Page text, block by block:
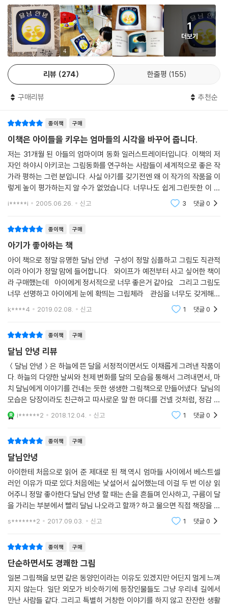
4
1
더보기
리뷰 274 한줄평 155
구매리뷰 추천순
종이책 구매
이책은 아이들을 키우는 엄마들의 시각을 바꾸어 줍니다.
저는 31개월 된 아들의 엄마이며 동화 일러스트레이터입니다. 이책의 저
자인 하야시 아키코는 그림동화를 연구하는 사람들이 세계적으로 좋은 작
가라 평하는 그런 분입니다. 사실 아기를 갖기전엔 왜 이 작가의 작품을 이
렇게 높이 평가하는지 알 수가 없었습니다. 너무나도 쉽게 그린듯한 이 어
이없는 그림...아무 교훈없는 내용. 괜히 좋은평과 상을 받은 책이라 그럴꺼
i*****i 2005.06.26. 신고 3 댓글0
종이책 구매
아기가 좋아하는 책
아이 책으로 정말 유명한 달님 안녕 구성이 정말 심플하고 그림도 직관적
이라 아이가 정말 맘에 들어합니다. 와이프가 예전부터 사고 싶어한 책이
라 구매했는데 아이에게 정서적으로 너무 좋은거 같아요 그리고 그림도
너무 선명하고 아이에게 눈에 확띄는 그림체라 관심을 너무도 갖게해서
정말 좋은거 같아요 무난하게 이쁘고 적당히 즐길 수 있어요.
k****4 2019.02.08. 신고 1 댓글0
종이책 구매
달님 안녕 리뷰
＜달님 안녕＞은 하늘에 뜬 달을 서정적이면서도 이채롭게 그려낸 작품이
다. 하늘의 다양한 날씨와 천제 변화를 달의 모습을 통해서 그려내면서, 마
치 달님에게 이야기를 건네는 듯한 생생한 그림책으로 만들어냈다. 달님의
모습은 당장이라도 친근하고 따사로운 말 한 마디를 건넬 것처럼, 정감 가
고 입체적으로 그려냈다. 달님을 주인공으로 한 재미있는 그림책으로서,
아이들이 좋아한
i******2 2018.12.04. 신고 1 댓글0
종이책 구매
달님안녕
아이한테 처음으로 읽어 준 제대로 된 책.역시 엄마들 사이에서 베스트셀
러인 이유가 따로 있다.처음에는 낯설어서 싫어했는데 이걸 두 번 이상 읽
어주니 정말 좋아한다.달님 안녕 할 때는 손을 흔들며 인사하고, 구름이 달
을 가리는 부분에서 빨리 달님 나오라고 할까? 하고 물으면 직접 책장을 넘
긴다.이렇게 좋아하는 걸 왜 진작 읽어주지 않았는지 하고 엄청 후회했다.
s*******2 2017.09.03. 신고 1 댓글0
종이책 구매
단순하면서도 경쾌한 그림
일본 그림책을 보면 같은 동양인이라는 이유도 있겠지만 어딘지 멀게 느껴
지지 않는다. 일단 외모가 비슷하기에 등장인물들도 그냥 우리네 길에서
만난 사람들 같다. 그리고 특별히 거창한 이야기를 하지 않고 잔잔한 생활